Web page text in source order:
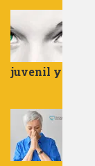
juvenil y